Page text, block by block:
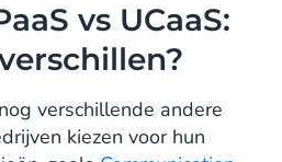
vs UCaaS:
verschillende andere
kiezen voor hun